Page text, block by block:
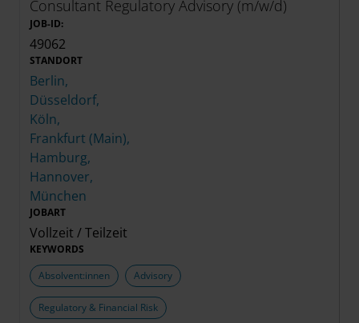
Consultant Regulatory Advisory (m/w/d)
JOB-ID:
49062
STANDORT
Berlin,
Düsseldorf,
Köln,
Frankfurt (Main),
Hamburg,
Hannover,
München
JOBART
Vollzeit / Teilzeit
KEYWORDS
Absolvent:innen
Advisory
Regulatory & Financial Risk